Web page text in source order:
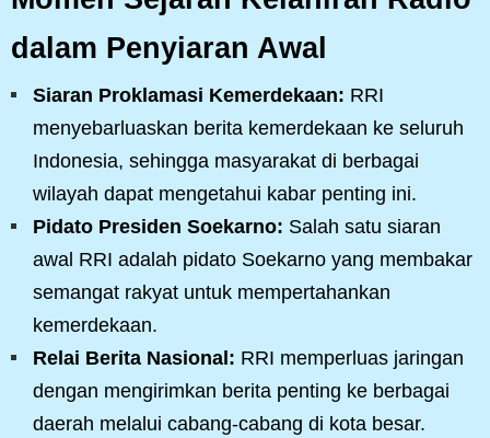
dalam Penyiaran Awal
Siaran Proklamasi Kemerdekaan: RRI
menyebarluaskan berita kemerdekaan ke seluruh
Indonesia, sehingga masyarakat di berbagai
wilayah dapat mengetahui kabar penting ini.
Pidato Presiden Soekarno: Salah satu siaran
awal RRI adalah pidato Soekarno yang membakar
semangat rakyat untuk mempertahankan
kemerdekaan.
Relai Berita Nasional: RRI memperluas jaringan
dengan mengirimkan berita penting ke berbagai
daerah melalui cabang-cabang di kota besar.